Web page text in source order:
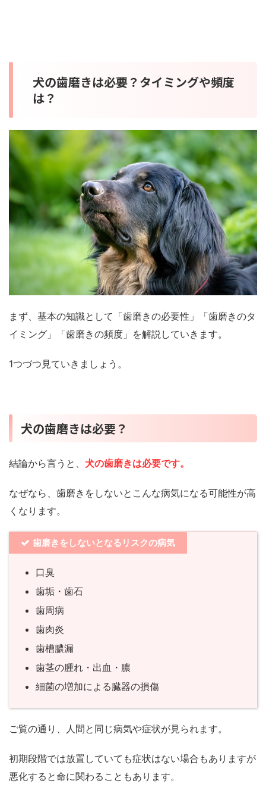
犬の歯磨きは必要？タイミングや頻度
は？
まず、基本の知識として「歯磨きの必要性」「歯磨きのタ
イミング」「歯磨きの頻度」を解説していきます。
1つづつ見ていきましょう。
犬の歯磨きは必要？
結論から言うと、 犬の歯磨きは必要です。
なぜなら、歯磨きをしないとこんな病気になる可能性が高
くなります。
歯磨きをしないとなるリスクの病気
口臭
歯垢・歯石
歯周病
歯肉炎
歯槽膿漏
歯茎の腫れ・出血・膿
細菌の増加による臓器の損傷
ご覧の通り、人間と同じ病気や症状が見られます。
初期段階では放置していても症状はない場合もありますが
悪化すると命に関わることもあります。